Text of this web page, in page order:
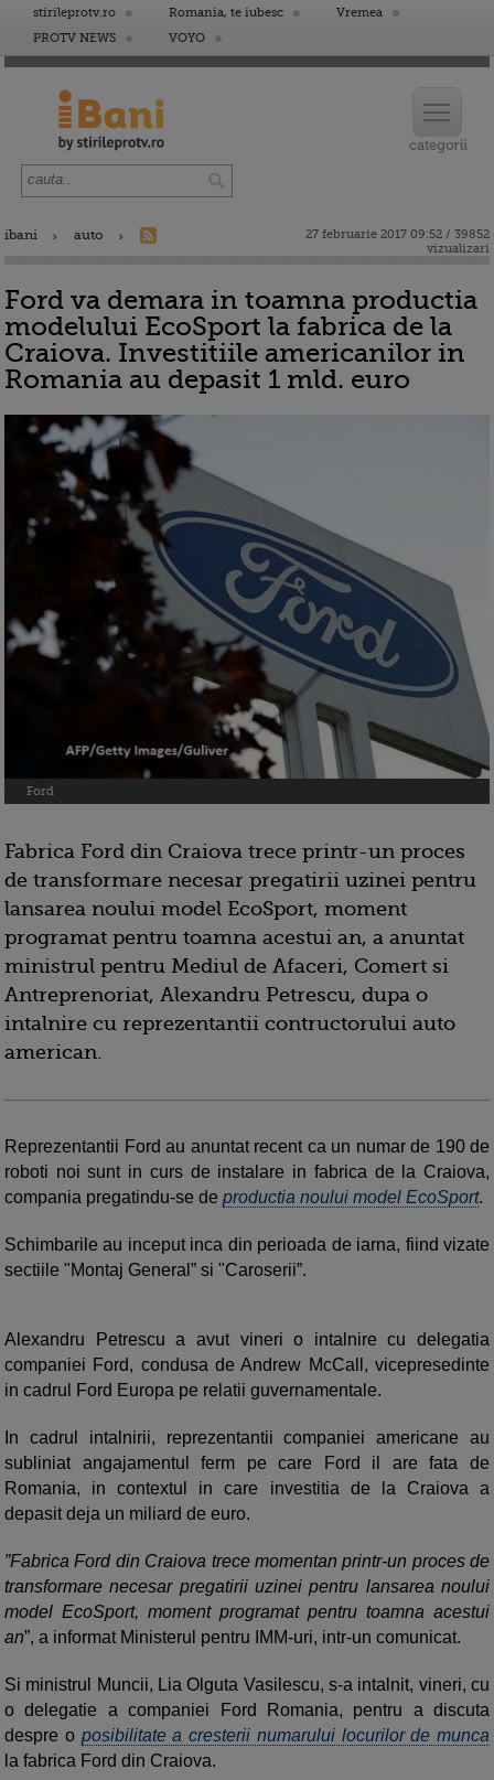
stirileprotv.ro Romania, te iubesc
Vremea
PROTV NEWS
VOYO
ibani auto
27 februarie 2017 09:52 / 39852
vizualizari
Ford va demara in toamna productia
modelului EcoSport la fabrica de la
Craiova. Investitiile americanilor in
Romania au depasit 1 mld. euro
Ford
Fabrica Ford din Craiova trece printr-un proces
de transformare necesar pregatirii uzinei pentru
lansarea noului model EcoSport, moment
programat pentru toamna acestui an, a anuntat
ministrul pentru Mediul de Afaceri, Comert si
Antreprenoriat, Alexandru Petrescu, dupa o
intalnire cu reprezentantii contructorului auto
american.
Reprezentantii Ford au anuntat recent ca un numar de 190 de
roboti noi sunt in curs de instalare in fabrica de la Craiova,
compania pregatindu-se de productia noului model EcoSport.
Schimbarile au inceput inca din perioada de iarna, fiind vizate
sectiile "Montaj General” si "Caroserii”.
Alexandru Petrescu a avut vineri o intalnire cu delegatia
companiei Ford, condusa de Andrew McCall, vicepresedinte
in cadrul Ford Europa pe relatii guvernamentale.
In cadrul intalnirii, reprezentantii companiei americane au
subliniat angajamentul ferm pe care Ford il are fata de
Romania, in contextul in care investitia de la Craiova a
depasit deja un miliard de euro.
”Fabrica Ford din Craiova trece momentan printr-un proces de
transformare necesar pregatirii uzinei pentru lansarea noului
model EcoSport, moment programat pentru toamna acestui
an”, a informat Ministerul pentru IMM-uri, intr-un comunicat.
Si ministrul Muncii, Lia Olguta Vasilescu, s-a intalnit, vineri, cu
o delegatie a companiei Ford Romania, pentru a discuta
despre o posibilitate a cresterii numarului locurilor de munca
la fabrica Ford din Craiova.